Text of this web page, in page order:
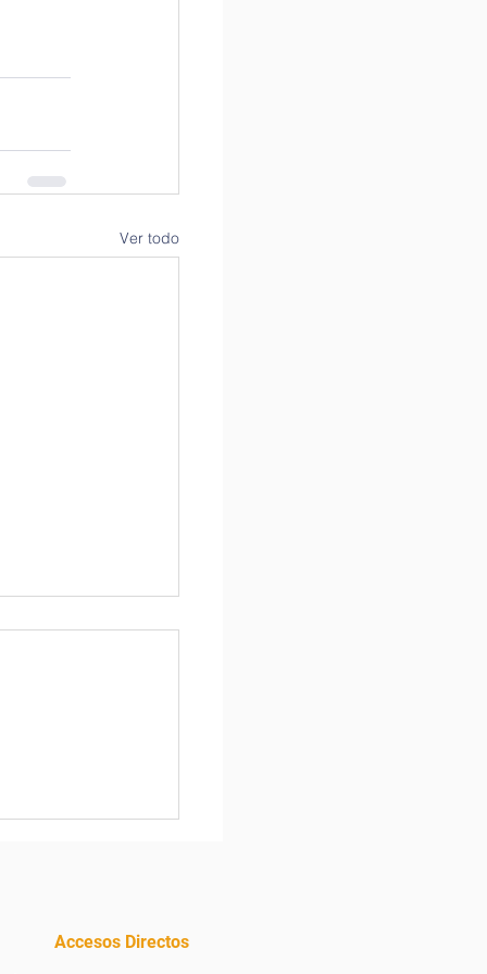
Ver todo
Accesos Directos